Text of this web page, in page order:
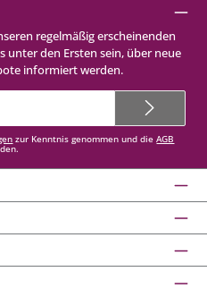
regelmäßig erscheinenden
unter den Ersten sein, über neue
informiert werden.
zur Kenntnis genommen und dieAGB